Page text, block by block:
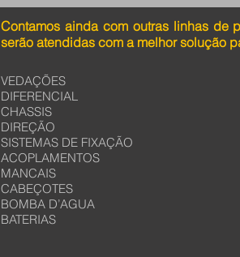
Contamos ainda com outras linhas de
serão atendidas com a melhor solução
VEDAÇÕES
DIFERENCIAL
CHASSIS
DIREÇÃO
SISTEMAS DE FIXAÇÃO
ACOPLAMENTOS
MANCAIS
CABEÇOTES
BOMBA D’AGUA
BATERIAS